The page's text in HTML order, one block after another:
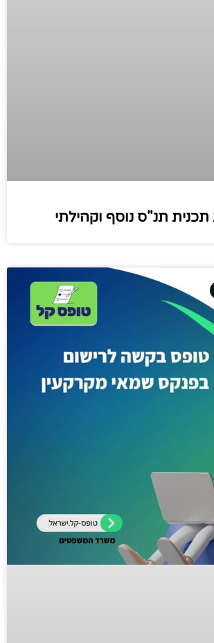
תנ"ס נוסף וקהילתי